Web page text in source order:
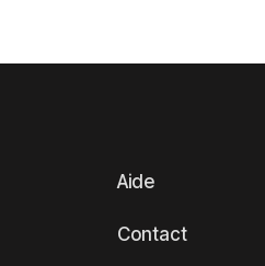
Aide
Contact